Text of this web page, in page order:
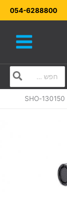
054-6288800
for: